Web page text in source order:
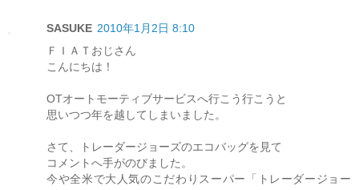
SASUKE 2010年1月2日 8:10
ＦＩＡＴおじさん
こんにちは！
OTオートモーティブサービスへ行こう行こうと
思いつつ年を越してしまいました。
さて、トレーダージョーズのエコバッグを見て
コメントへ手がのびました。
今や全米で大人気のこだわりスーパー「トレーダージョー